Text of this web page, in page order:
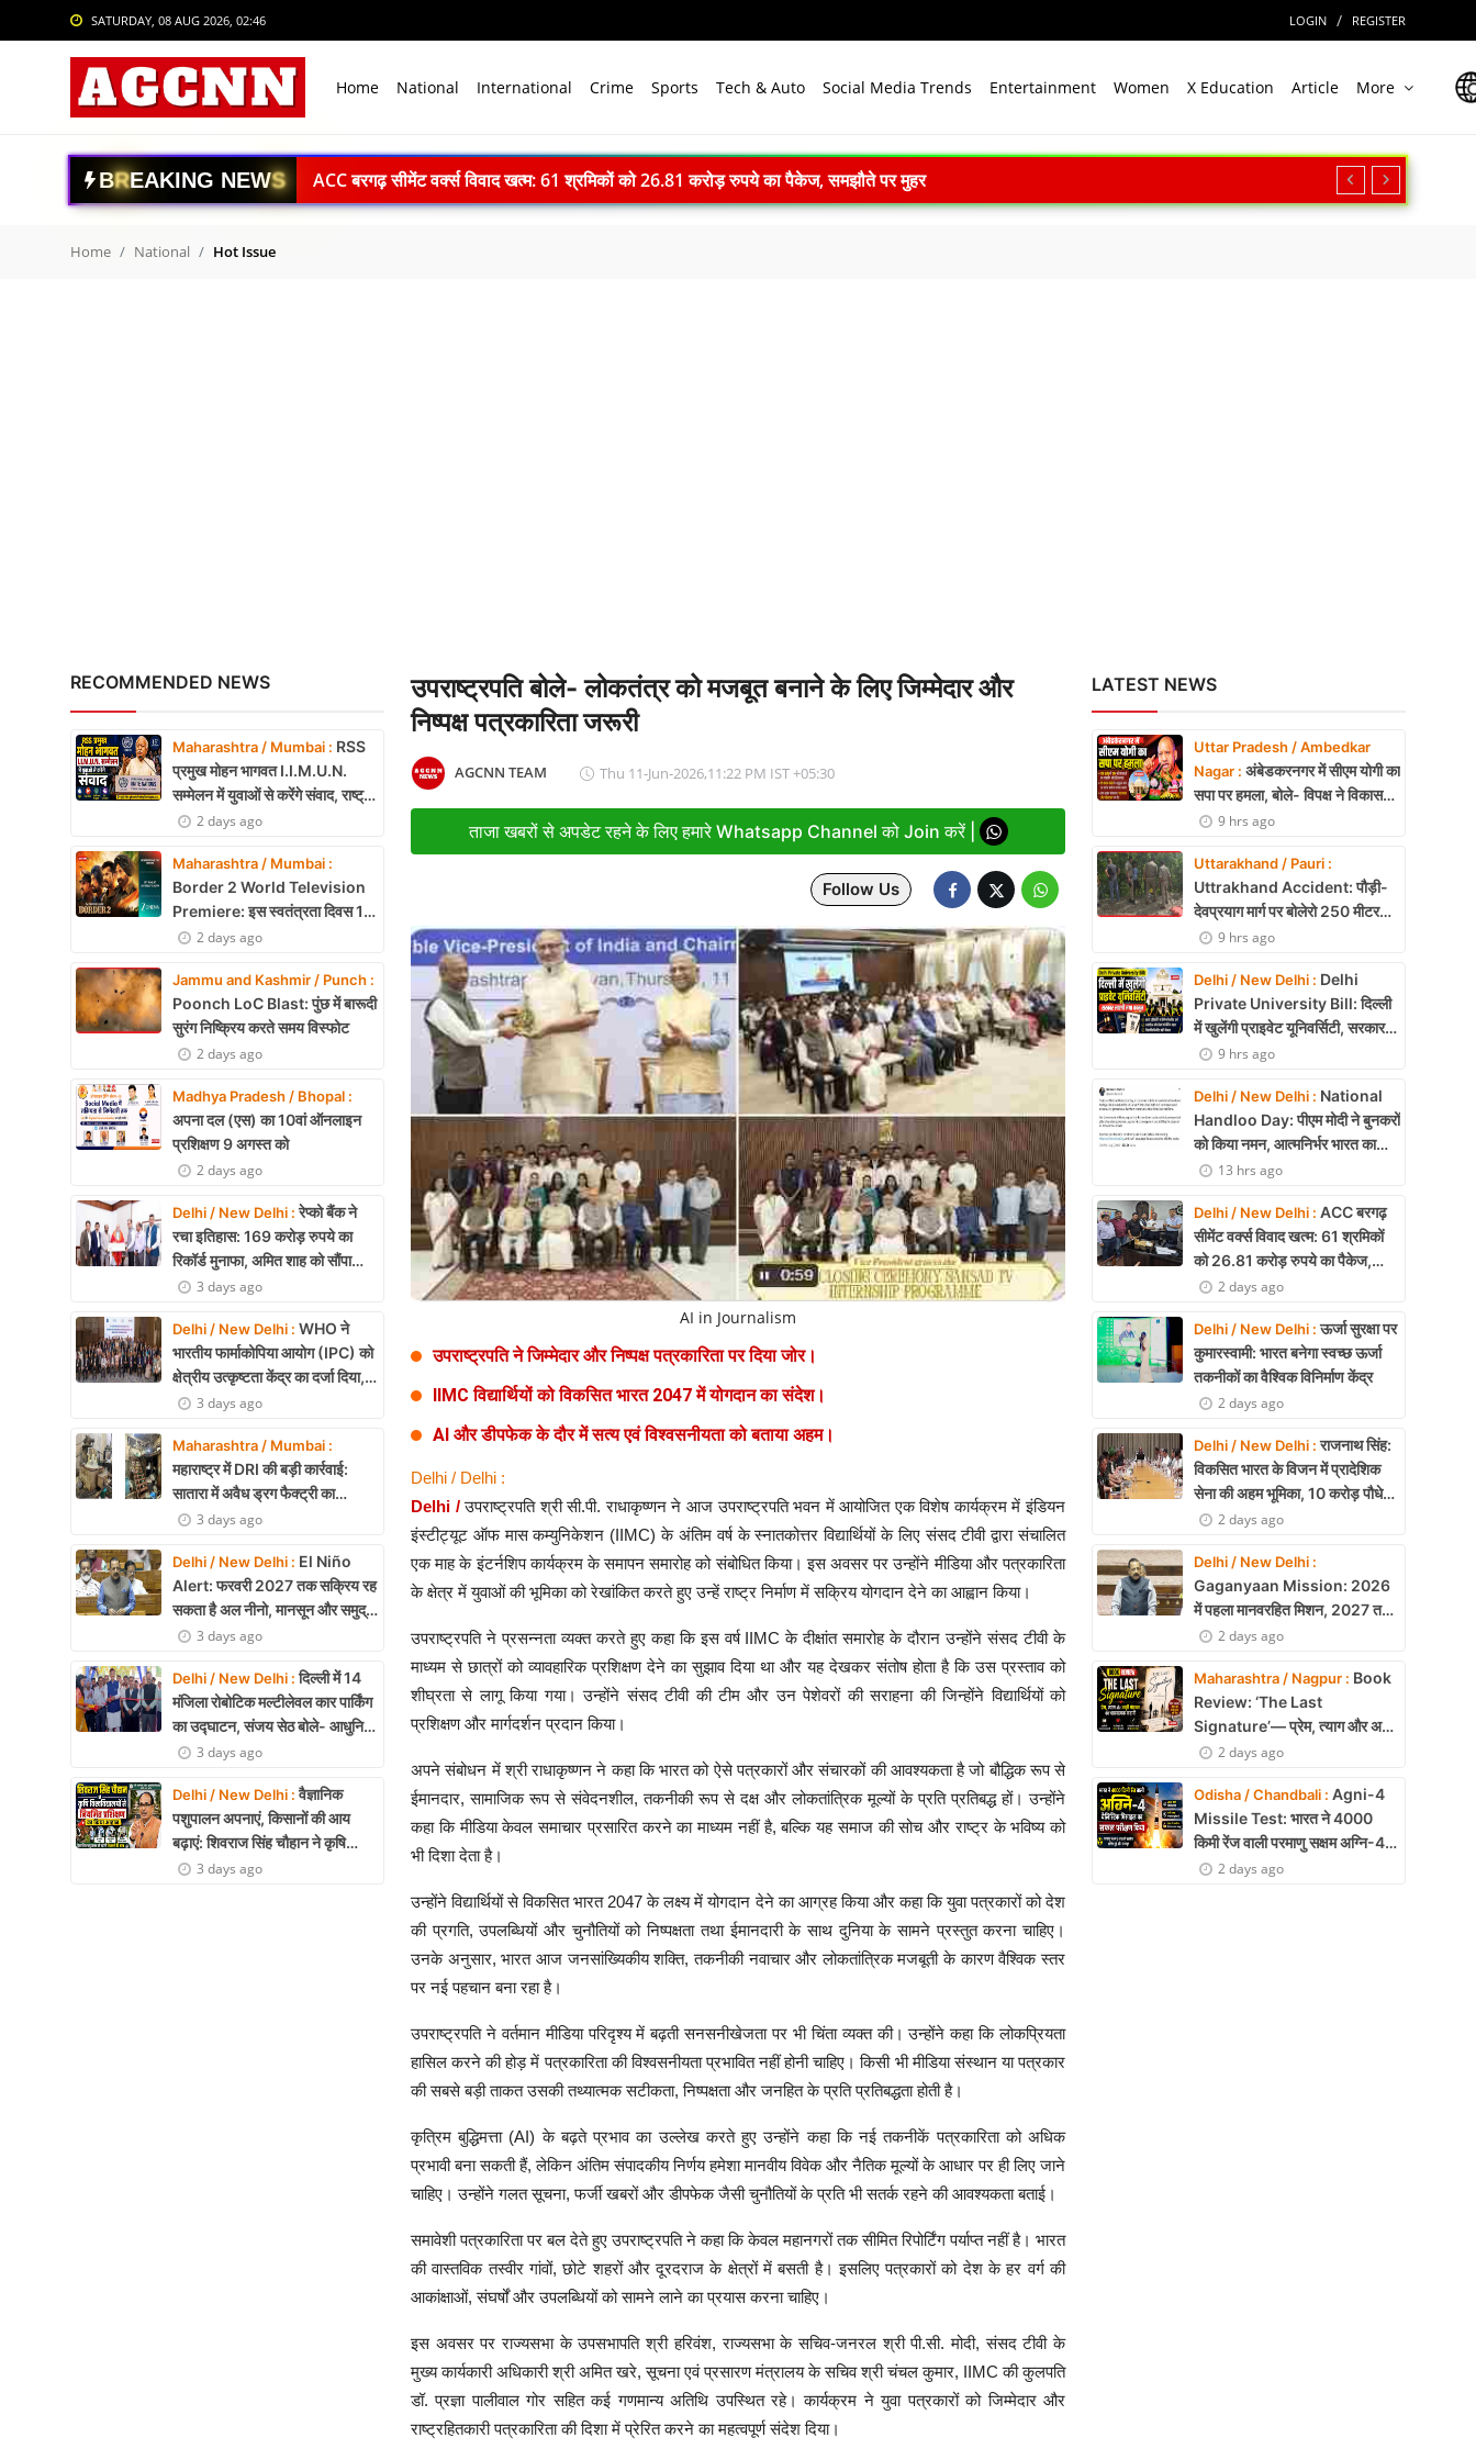
SATURDAY, 08 AUG 2026, 02:46 LOGIN / REGISTER
Home National International Crime Sports Tech & Auto Social Media Trends Entertainment Women X Education Article More
Login Register
National
International
Business
Relationship
Education
Defence & Security
Environment
Literature
History Speaks
Contact Us
BREAKING NEWS
ACC बरगढ़ सीमेंट वर्क्स विवाद खत्म: 61 श्रमिकों को 26.81 करोड़ रुपये का पैकेज, समझौते पर मुहर
ऊर्जा सुरक्षा पर कुमारस्वामी: भारत बनेगा स्वच्छ ऊर्जा तकनीकों का वैश्विक विनिर्माण केंद्र
Home National Hot Issue
RECOMMENDED NEWS
Maharashtra / Mumbai : RSS
प्रमुख मोहन भागवत I.I.M.U.N.
सम्मेलन में युवाओं से करेंगे संवाद, राष्ट्र
निर्माण और नेतृत्व पर रखेंगे विचार
2 days ago
Maharashtra / Mumbai :
Border 2 World Television
Premiere: इस स्वतंत्रता दिवस 15
अगस्त को शाम 7:30 बजे सिर्फ Zee
2 days ago
Jammu and Kashmir / Punch :
Poonch LoC Blast: पुंछ में बारूदी
सुरंग निष्क्रिय करते समय विस्फोट
2 days ago
Madhya Pradesh / Bhopal :
अपना दल (एस) का 10वां ऑनलाइन
प्रशिक्षण 9 अगस्त को
2 days ago
Delhi / New Delhi :रेप्को बैंक ने
रचा इतिहास: 169 करोड़ रुपये का
रिकॉर्ड मुनाफा, अमित शाह को सौंपा
22.90 करोड़ का लाभांश
3 days ago
Delhi / New Delhi : WHO ने
भारतीय फार्माकोपिया आयोग (IPC) को
क्षेत्रीय उत्कृष्टता केंद्र का दर्जा दिया,
दक्षिण-पूर्व एशिया में भारत की बड़ी
3 days ago
Maharashtra / Mumbai :
महाराष्ट्र में DRI की बड़ी कार्रवाई:
सातारा में अवैध ड्रग फैक्ट्री का
भंडाफोड़, अल्प्राजोलम और डायजेपाम
3 days ago
Delhi / New Delhi : El Niño
Alert: फरवरी 2027 तक सक्रिय रह
सकता है अल नीनो, मानसून और समुद्री
पारिस्थितिकी पर असर की आशंका
3 days ago
Delhi / New Delhi :दिल्ली में 14
मंजिला रोबोटिक मल्टीलेवल कार पार्किंग
का उद्घाटन, संजय सेठ बोले- आधुनिक
तकनीक से मिलेगी बड़ी राहत
3 days ago
Delhi / New Delhi :वैज्ञानिक
पशुपालन अपनाएं, किसानों की आय
बढ़ाएं: शिवराज सिंह चौहान ने कृषि
विश्वविद्यालयों से नियमित प्रशिक्षण का
3 days ago
उपराष्ट्रपति बोले- लोकतंत्र को मजबूत बनाने के लिए जिम्मेदार और
निष्पक्ष पत्रकारिता जरूरी
AGCNN TEAM Thu 11-Jun-2026,11:22 PM IST +05:30
ताजा खबरों से अपडेट रहने के लिए हमारे Whatsapp Channel को Join करें |
Follow Us
AI in Journalism
उपराष्ट्रपति ने जिम्मेदार और निष्पक्ष पत्रकारिता पर दिया जोर।
IIMC विद्यार्थियों को विकसित भारत 2047 में योगदान का संदेश।
AI और डीपफेक के दौर में सत्य एवं विश्वसनीयता को बताया अहम।
Delhi / Delhi :
Delhi /उपराष्ट्रपति श्री सी.पी. राधाकृष्णन ने आज उपराष्ट्रपति भवन में आयोजित एक विशेष कार्यक्रम में इंडियन
इंस्टीट्यूट ऑफ मास कम्युनिकेशन (IIMC) के अंतिम वर्ष के स्नातकोत्तर विद्यार्थियों के लिए संसद टीवी द्वारा संचालित
एक माह के इंटर्नशिप कार्यक्रम के समापन समारोह को संबोधित किया। इस अवसर पर उन्होंने मीडिया और पत्रकारिता
के क्षेत्र में युवाओं की भूमिका को रेखांकित करते हुए उन्हें राष्ट्र निर्माण में सक्रिय योगदान देने का आह्वान किया।
उपराष्ट्रपति ने प्रसन्नता व्यक्त करते हुए कहा कि इस वर्ष IIMC के दीक्षांत समारोह के दौरान उन्होंने संसद टीवी के
माध्यम से छात्रों को व्यावहारिक प्रशिक्षण देने का सुझाव दिया था और यह देखकर संतोष होता है कि उस प्रस्ताव को
शीघ्रता से लागू किया गया। उन्होंने संसद टीवी की टीम और उन पेशेवरों की सराहना की जिन्होंने विद्यार्थियों को
प्रशिक्षण और मार्गदर्शन प्रदान किया।
अपने संबोधन में श्री राधाकृष्णन ने कहा कि भारत को ऐसे पत्रकारों और संचारकों की आवश्यकता है जो बौद्धिक रूप से
ईमानदार, सामाजिक रूप से संवेदनशील, तकनीकी रूप से दक्ष और लोकतांत्रिक मूल्यों के प्रति प्रतिबद्ध हों। उन्होंने
कहा कि मीडिया केवल समाचार प्रसारित करने का माध्यम नहीं है, बल्कि यह समाज की सोच और राष्ट्र के भविष्य को
भी दिशा देता है।
उन्होंने विद्यार्थियों से विकसित भारत 2047 के लक्ष्य में योगदान देने का आग्रह किया और कहा कि युवा पत्रकारों को देश
की प्रगति, उपलब्धियों और चुनौतियों को निष्पक्षता तथा ईमानदारी के साथ दुनिया के सामने प्रस्तुत करना चाहिए।
उनके अनुसार, भारत आज जनसांख्यिकीय शक्ति, तकनीकी नवाचार और लोकतांत्रिक मजबूती के कारण वैश्विक स्तर
पर नई पहचान बना रहा है।
उपराष्ट्रपति ने वर्तमान मीडिया परिदृश्य में बढ़ती सनसनीखेजता पर भी चिंता व्यक्त की। उन्होंने कहा कि लोकप्रियता
हासिल करने की होड़ में पत्रकारिता की विश्वसनीयता प्रभावित नहीं होनी चाहिए। किसी भी मीडिया संस्थान या पत्रकार
की सबसे बड़ी ताकत उसकी तथ्यात्मक सटीकता, निष्पक्षता और जनहित के प्रति प्रतिबद्धता होती है।
कृत्रिम बुद्धिमत्ता (AI) के बढ़ते प्रभाव का उल्लेख करते हुए उन्होंने कहा कि नई तकनीकें पत्रकारिता को अधिक
प्रभावी बना सकती हैं, लेकिन अंतिम संपादकीय निर्णय हमेशा मानवीय विवेक और नैतिक मूल्यों के आधार पर ही लिए जाने
चाहिए। उन्होंने गलत सूचना, फर्जी खबरों और डीपफेक जैसी चुनौतियों के प्रति भी सतर्क रहने की आवश्यकता बताई।
समावेशी पत्रकारिता पर बल देते हुए उपराष्ट्रपति ने कहा कि केवल महानगरों तक सीमित रिपोर्टिंग पर्याप्त नहीं है। भारत
की वास्तविक तस्वीर गांवों, छोटे शहरों और दूरदराज के क्षेत्रों में बसती है। इसलिए पत्रकारों को देश के हर वर्ग की
आकांक्षाओं, संघर्षों और उपलब्धियों को सामने लाने का प्रयास करना चाहिए।
इस अवसर पर राज्यसभा के उपसभापति श्री हरिवंश, राज्यसभा के सचिव-जनरल श्री पी.सी. मोदी, संसद टीवी के
मुख्य कार्यकारी अधिकारी श्री अमित खरे, सूचना एवं प्रसारण मंत्रालय के सचिव श्री चंचल कुमार, IIMC की कुलपति
डॉ. प्रज्ञा पालीवाल गोर सहित कई गणमान्य अतिथि उपस्थित रहे। कार्यक्रम ने युवा पत्रकारों को जिम्मेदार और
राष्ट्रहितकारी पत्रकारिता की दिशा में प्रेरित करने का महत्वपूर्ण संदेश दिया।
LATEST NEWS
Uttar Pradesh / Ambedkar
Nagar : अंबेडकरनगर में सीएम योगी का
सपा पर हमला, बोले- विपक्ष ने विकास
और अनुपूरक बजट पर रोकी चर्चा
9 hrs ago
Uttarakhand / Pauri :
Uttrakhand Accident: पौड़ी-
देवप्रयाग मार्ग पर बोलेरो 250 मीटर
खाई में गिरी, 5 लोगों की मौत
9 hrs ago
Delhi / New Delhi : Delhi
Private University Bill: दिल्ली
में खुलेंगी प्राइवेट यूनिवर्सिटी, सरकार
लाएगी नया कानून
9 hrs ago
Delhi / New Delhi : National
Handloo Day: पीएम मोदी ने बुनकरों
को किया नमन, आत्मनिर्भर भारत का
बताया मजबूत आधार
13 hrs ago
Delhi / New Delhi : ACC बरगढ़
सीमेंट वर्क्स विवाद खत्म: 61 श्रमिकों
को 26.81 करोड़ रुपये का पैकेज,
समझौते पर मुहर
2 days ago
Delhi / New Delhi :ऊर्जा सुरक्षा पर
कुमारस्वामी: भारत बनेगा स्वच्छ ऊर्जा
तकनीकों का वैश्विक विनिर्माण केंद्र
2 days ago
Delhi / New Delhi :राजनाथ सिंह:
विकसित भारत के विजन में प्रादेशिक
सेना की अहम भूमिका, 10 करोड़ पौधे
लगाने का रिकॉर्ड
2 days ago
Delhi / New Delhi :
Gaganyaan Mission: 2026
में पहला मानवरहित मिशन, 2027 तक
अंतरिक्ष में जाएगा पहला भारतीय दल
2 days ago
Maharashtra / Nagpur : Book
Review: ‘The Last
Signature’— प्रेम, त्याग और अधूरी
मोहब्बत की भावनात्मक कहानी
2 days ago
Odisha / Chandbali : Agni-4
Missile Test: भारत ने 4000
किमी रेंज वाली परमाणु सक्षम अग्नि-4
बैलिस्टिक मिसाइल का सफल परीक्षण,
2 days ago